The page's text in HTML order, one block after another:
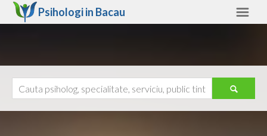
Psihologi in Bacau
Ajutor